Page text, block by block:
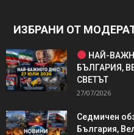
ИЗБРАНИ ОТ
НАЙ-
БЪЛГАРИЯ,
СВЕТЪТ
27/07/2026
Седмичен
България,